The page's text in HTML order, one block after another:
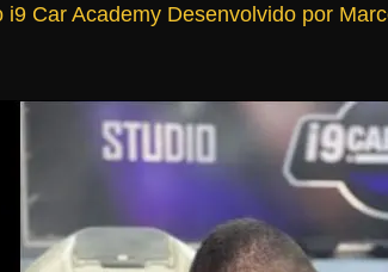
i9 Car Academy Desenvolvido por